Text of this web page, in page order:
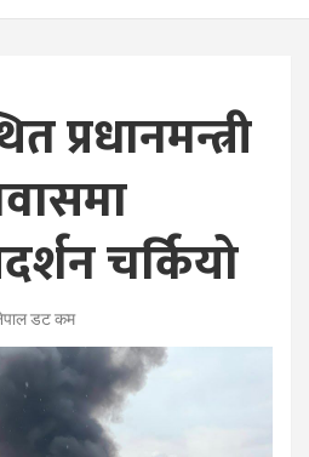
प्रधानमन्त्री
चर्कियो
डट कम